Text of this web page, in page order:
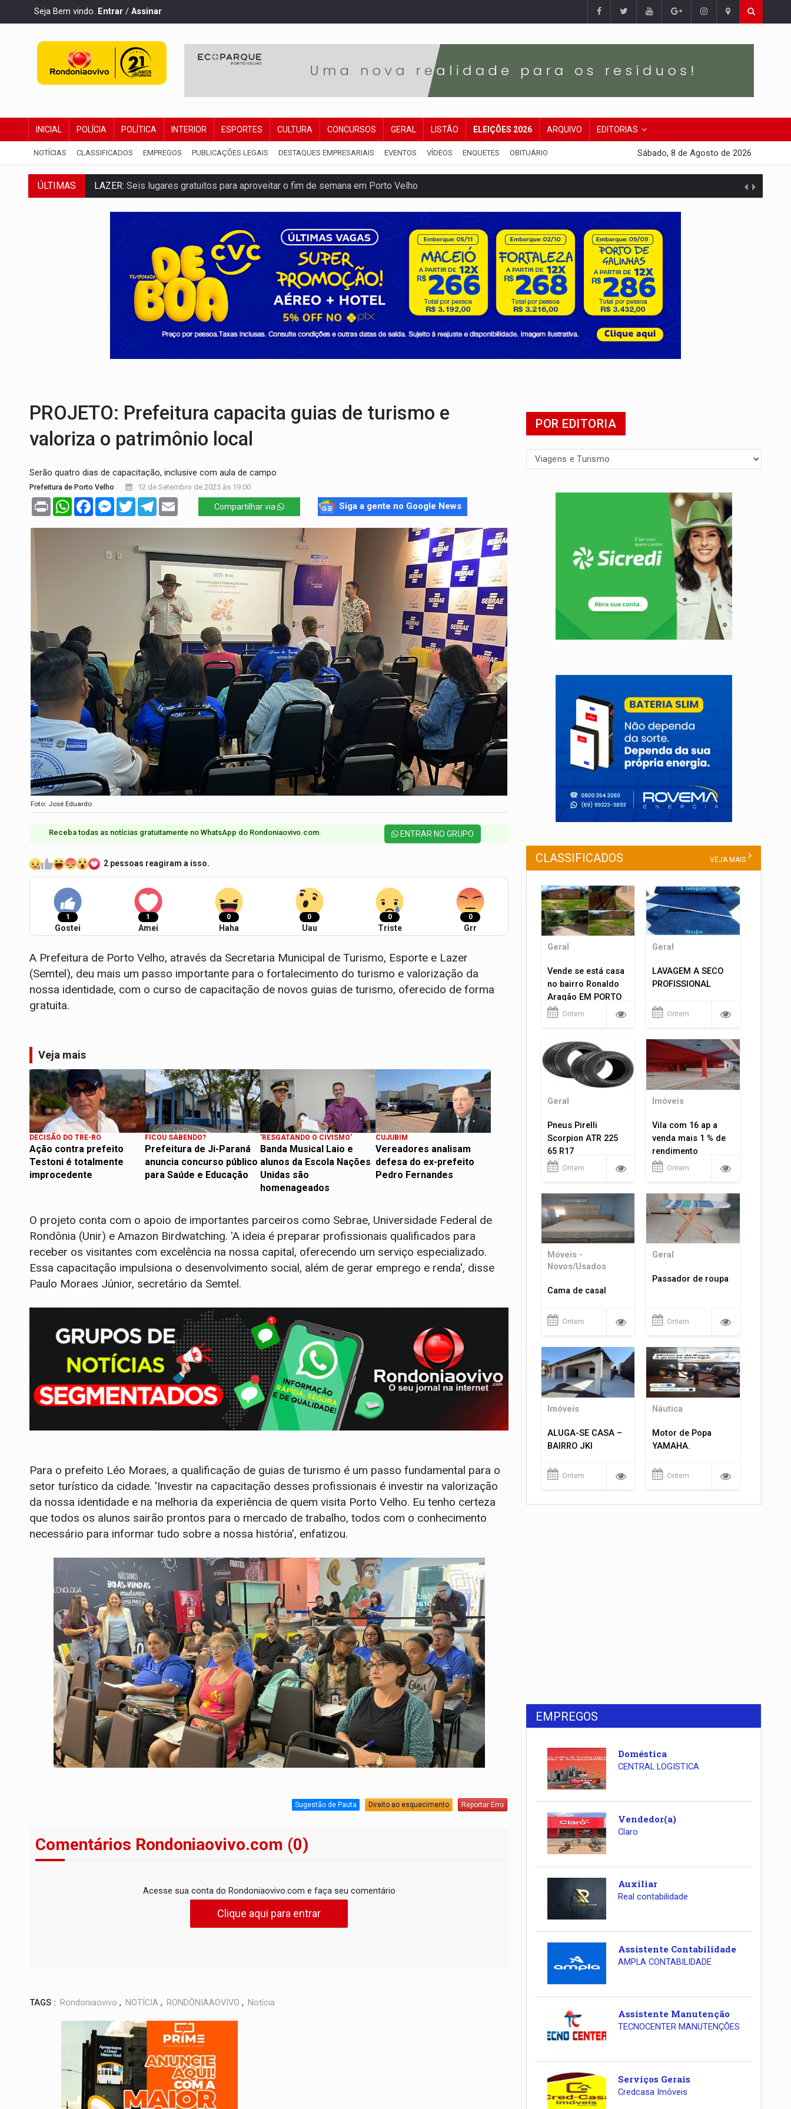
Seja Bem vindo. Entrar / Assinar
INICIAL POLÍCIA POLÍTICA INTERIOR ESPORTES CULTURA CONCURSOS GERAL LISTÃO ELEIÇÕES 2026 ARQUIVO EDITORIAS
NOTÍCIAS CLASSIFICADOS EMPREGOS PUBLICAÇÕES LEGAIS DESTAQUES EMPRESARIAIS EVENTOS VÍDEOS ENQUETES OBITUÁRIO Sábado, 8 de Agosto de 2026
ÚLTIMAS
LAZER:Seis lugares gratuitos para aproveitar o fim de semana em Porto Velho
VÍDEO:FTICCO e Força Tática prendem membro do CV com arma e drogas em boca de fumo
INCLUSÃO: Prefeitura fortalece parceria com a APAE para ampliar ações voltadas a PCD's
DEFESA:Exército testa inovações no combate a drones durante exercício antiaéreo
TEMAS SOCIOAMBIENTAIS: Em Itapuã do Oeste, CINEMAZÔNIA leva cinema amazônico a estudantes na escola
PREVISÃO: Interior de Rondônia terá sábado (8) de calor intenso e tempo firme
INFRAESTRUTURA:Após quase 30 anos de espera, asfalto chega ao bairro Nova Esperança
Coreografia de Rondônia estreia na programação do Festival de Dança de Joinville
ELEIÇÕES 2026:Sgt. Mouza esclarece 'erro de digitação' em declaração de patrimônio de R$ 29 mi
PROJETO: Prefeitura capacita guias de turismo e
valoriza o patrimônio local
Serão quatro dias de capacitação, inclusive com aula de campo
Prefeitura de Porto Velho 12 de Setembro de 2025 às 19:00
Print WhatsAppFacebookMessenger
TwitterTelegram Compartilhar via Siga a gente no Google News
Foto: José Eduardo
Receba todas as notícias gratuitamente no WhatsApp do Rondoniaovivo.com.​ ENTRAR NO GRUPO
2 pessoas reagiram a isso.
1
Gostei
1
Amei
0
Haha
0
Uau
0
Triste
0
Grr
A Prefeitura de Porto Velho, através da Secretaria Municipal de Turismo, Esporte e Lazer
(Semtel), deu mais um passo importante para o fortalecimento do turismo e valorização da
nossa identidade, com o curso de capacitação de novos guias de turismo, oferecido de forma
gratuita.
Veja mais
DECISÃO DO TRE-RO
Ação contra prefeito
Testoni é totalmente
improcedente
FICOU SABENDO?
Prefeitura de Ji-Paraná
anuncia concurso público
para Saúde e Educação
'RESGATANDO O CIVISMO'
Banda Musical Laio e
alunos da Escola Nações
Unidas são
homenageados
CUJUBIM
Vereadores analisam
defesa do ex-prefeito
Pedro Fernandes
O projeto conta com o apoio de importantes parceiros como Sebrae, Universidade Federal de
Rondônia (Unir) e Amazon Birdwatching. 'A ideia é preparar profissionais qualificados para
receber os visitantes com excelência na nossa capital, oferecendo um serviço especializado.
Essa capacitação impulsiona o desenvolvimento social, além de gerar emprego e renda', disse
Paulo Moraes Júnior, secretário da Semtel.
Para o prefeito Léo Moraes, a qualificação de guias de turismo é um passo fundamental para o
setor turístico da cidade. 'Investir na capacitação desses profissionais é investir na valorização
da nossa identidade e na melhoria da experiência de quem visita Porto Velho. Eu tenho certeza
que todos os alunos sairão prontos para o mercado de trabalho, todos com o conhecimento
necessário para informar tudo sobre a nossa história', enfatizou.
Sugestão de Pauta Direito ao esquecimento Reportar Erro
Comentários Rondoniaovivo.com (0)
Acesse sua conta do Rondoniaovivo.com e faça seu comentário
Clique aqui para entrar
TAGS : Rondoniaovivo , NOTÍCIA , RONDÔNIAAOVIVO , Notícia
POR EDITORIA
CLASSIFICADOS VEJA MAIS
Geral
Vende se está casa
no bairro Ronaldo
Aragão EM PORTO
VELHO RO.
Ontem
Geral
LAVAGEM A SECO
PROFISSIONAL
Ontem
Geral
Pneus Pirelli
Scorpion ATR 225
65 R17
Ontem
Imóveis
Vila com 16 ap a
venda mais 1 % de
rendimento
Ontem
Móveis -
Novos/Usados
Cama de casal
Ontem
Geral
Passador de roupa
Ontem
Imóveis
ALUGA-SE CASA –
BAIRRO JKI
Ontem
Náutica
Motor de Popa
YAMAHA.
Ontem
EMPREGOS
Doméstica
CENTRAL LOGISTICA
Vendedor(a)
Claro
Auxiliar
Real contabilidade
Assistente Contabilidade
AMPLA CONTABILIDADE
Assistente Manutenção
TECNOCENTER MANUTENÇÕES
Serviços Gerais
Credcasa Imóveis